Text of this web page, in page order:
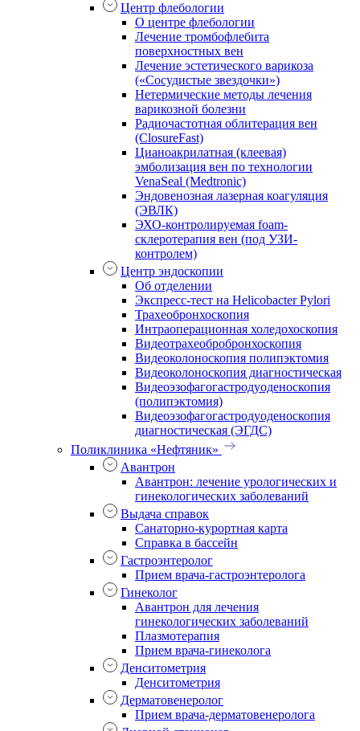
Центр флебологии
О центре флебологии
Лечение тромбофлебита
поверхностных вен
Лечение эстетического варикоза
(«Сосудистые звездочки»)
Нетермические методы лечения
варикозной болезни
Радиочастотная облитерация вен
(ClosureFast)
Цианоакрилатная (клеевая)
эмболизация вен по технологии
VenaSeal (Medtronic)
Эндовенозная лазерная коагуляция
(ЭВЛК)
ЭХО-контролируемая foam-
склеротерапия вен (под УЗИ-
контролем)
Центр эндоскопии
Об отделении
Экспресс-тест на Helicobacter Pylori
Трахеобронхоскопия
Интраоперационная холедохоскопия
Видеотрахеобробронхоскопия
Видеоколоноскопия полипэктомия
Видеоколоноскопия диагностическая
Видеоэзофагогастродуоденоскопия
(полипэктомия)
Видеоэзофагогастродуоденоскопия
диагностическая (ЭГДС)
Поликлиника «Нефтяник»
Авантрон
Авантрон: лечение урологических и
гинекологических заболеваний
Выдача справок
Санаторно-курортная карта
Справка в бассейн
Гастроэнтеролог
Прием врача-гастроэнтеролога
Гинеколог
Авантрон для лечения
гинекологических заболеваний
Плазмотерапия
Прием врача-гинеколога
Денситометрия
Денситометрия
Дерматовенеролог
Прием врача-дерматовенеролога